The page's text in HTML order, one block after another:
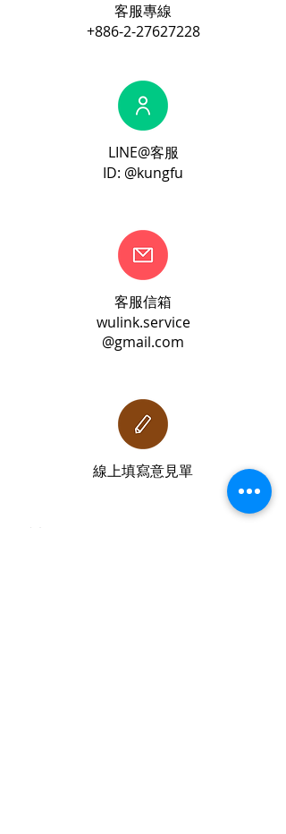
客服專線
+886-2-27627228
LINE@客服
ID: @kungfu
客服信箱
wulink.service
@gmail.com
線上填寫意見單